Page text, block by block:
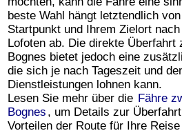
beste Wahl hängt letztendlich
Startpunkt und Ihrem Zielort
Lofoten ab. Die direkte Überfahrt
Bognes bietet jedoch eine
die sich je nach Tageszeit und
Dienstleistungen lohnen kann.
Lesen Sie mehr über die Fähre
Bognes , um Details zur
Vorteilen der Route für Ihre